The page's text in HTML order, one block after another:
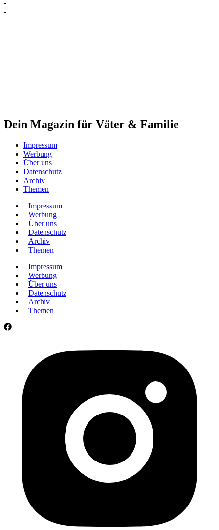
-
-
Dein Magazin für Väter & Familie
Impressum
Werbung
Über uns
Datenschutz
Archiv
Themen
Impressum
Werbung
Über uns
Datenschutz
Archiv
Themen
Impressum
Werbung
Über uns
Datenschutz
Archiv
Themen